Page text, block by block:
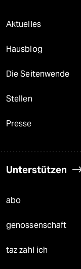
Aktuelles
Hausblog
Die Seitenwende
Stellen
Presse
Unterstützen
abo
genossenschaft
taz zahl ich